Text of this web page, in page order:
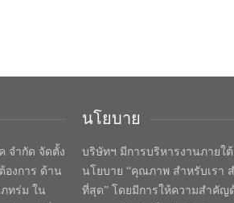
จำกัด จัดตั้ง
องการ ด้าน
ทร่ม ใน
นโยบาย
บริษัทฯ มีการบริหารงานภายใต้
นโยบาย “คุณภาพ สำหรับเรา
ที่สุด” โดยมีการให้ความสำคัญ